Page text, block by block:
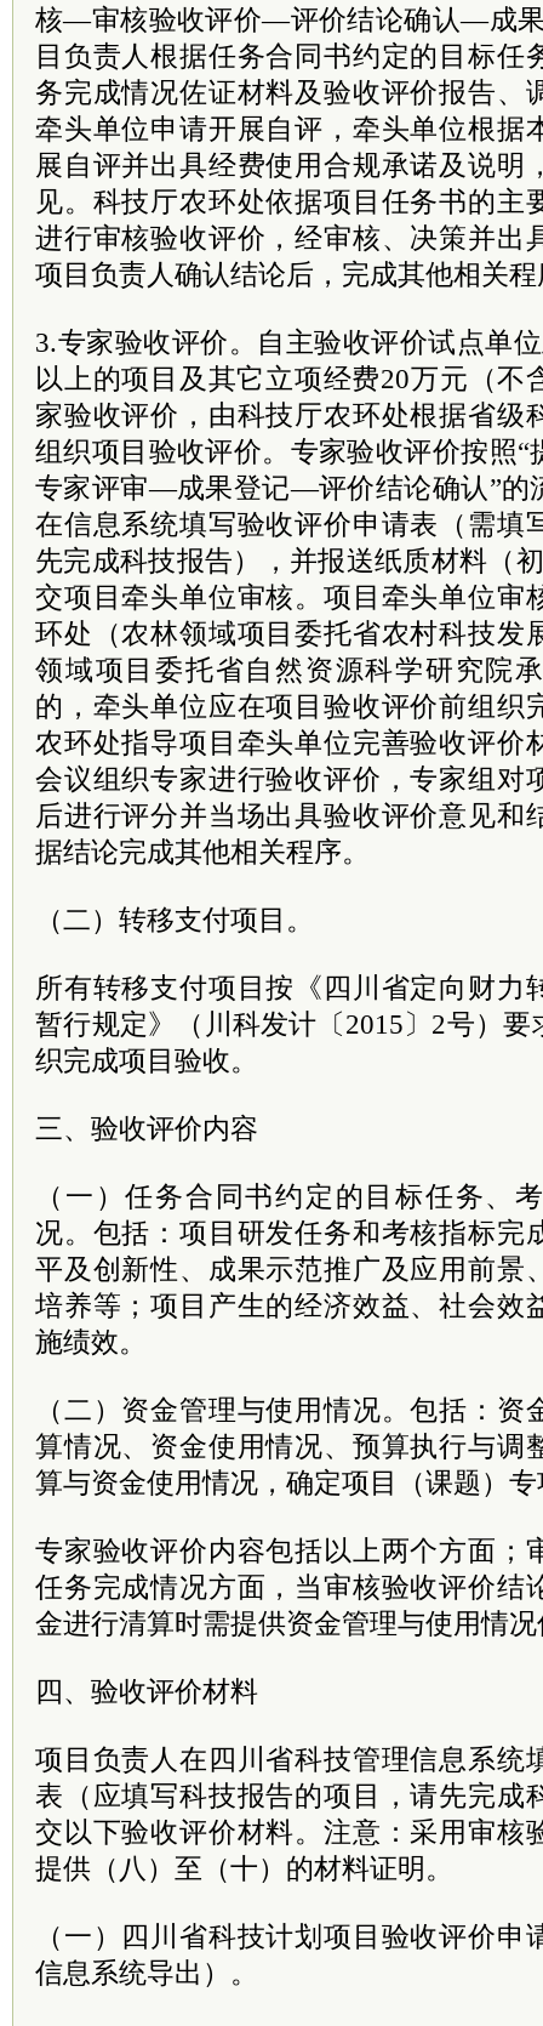
核—审核验收评价—评价结论确认—成果
目负责人根据任务合同书约定的目标任
务完成情况佐证材料及验收评价报告、
牵头单位申请开展自评，牵头单位根据
展自评并出具经费使用合规承诺及说明
见。科技厅农环处依据项目任务书的主
进行审核验收评价，经审核、决策并出
项目负责人确认结论后，完成其他相关
3.专家验收评价。自主验收评价试点单
以上的项目及其它立项经费20万元（不
家验收评价，由科技厅农环处根据省级
组织项目验收评价。专家验收评价按
专家评审—成果登记—评价结论确认”的
在信息系统填写验收评价申请表（需填
先完成科技报告），并报送纸质材料（
交项目牵头单位审核。项目牵头单位审
环处（农林领域项目委托省农村科技发
领域项目委托省自然资源科学研究院
的，牵头单位应在项目验收评价前组织
农环处指导项目牵头单位完善验收评价
会议组织专家进行验收评价，专家组对
后进行评分并当场出具验收评价意见和
据结论完成其他相关程序。
（二）转移支付项目。
所有转移支付项目按《四川省定向财力
暂行规定》（川科发计〔2015〕2号）
织完成项目验收。
三、验收评价内容
（一）任务合同书约定的目标任务、
况。包括：项目研发任务和考核指标完
平及创新性、成果示范推广及应用前景
培养等；项目产生的经济效益、社会效
施绩效。
（二）资金管理与使用情况。包括：
算情况、资金使用情况、预算执行与调
算与资金使用情况，确定项目（课题）
专家验收评价内容包括以上两个方面；
任务完成情况方面，当审核验收评价结
金进行清算时需提供资金管理与使用情
四、验收评价材料
项目负责人在四川省科技管理信息系统
表（应填写科技报告的项目，请先完成
交以下验收评价材料。注意：采用审核
提供（八）至（十）的材料证明。
（一）四川省科技计划项目验收评价
信息系统导出）。